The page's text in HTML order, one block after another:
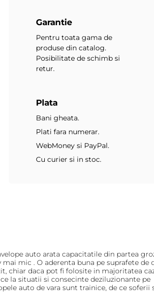
Garantie
Pentru toata gama de
produse din catalog.
Posibilitate de schimb si
retur.
Plata
Bani gheata.
Plati fara numerar.
WebMoney si PayPal.
Cu curier si in stoc.
auto arata capacitatile din partea
mic . O aderenta buna pe suprafete de
chiar daca pot fi folosite in majoritatea
la situatii si consecinte deziluzionante pe
auto de vara sunt trainice, de ce soferii